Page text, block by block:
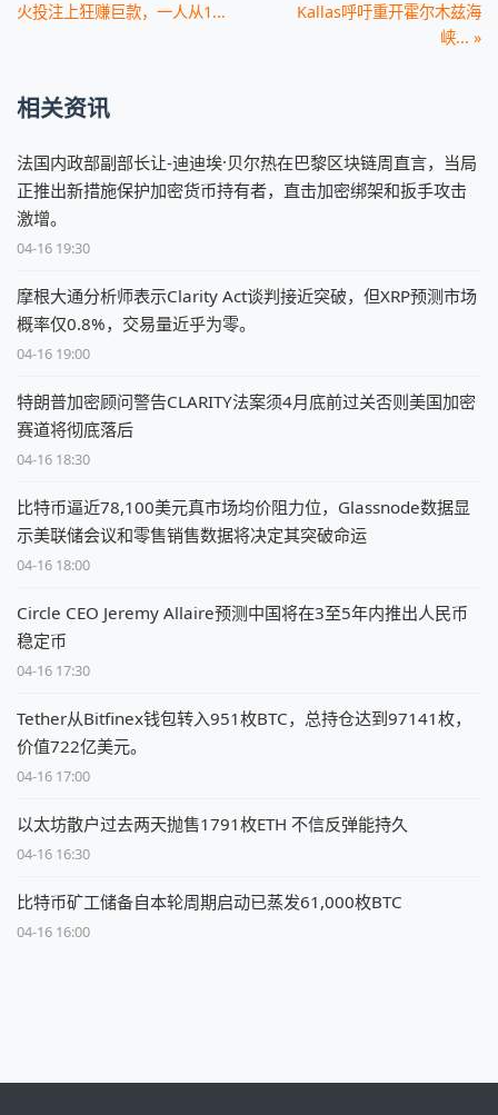
火投注上狂赚巨款，一人从1...
Kallas呼吁重开霍尔木兹海
峡... »
相关资讯
法国内政部副部长让-迪迪埃·贝尔热在巴黎区块链周直言，当局
正推出新措施保护加密货币持有者，直击加密绑架和扳手攻击
激增。
04-16 19:30
摩根大通分析师表示Clarity Act谈判接近突破，但XRP预测市场
概率仅0.8%，交易量近乎为零。
04-16 19:00
特朗普加密顾问警告CLARITY法案须4月底前过关否则美国加密
赛道将彻底落后
04-16 18:30
比特币逼近78,100美元真市场均价阻力位，Glassnode数据显
示美联储会议和零售销售数据将决定其突破命运
04-16 18:00
Circle CEO Jeremy Allaire预测中国将在3至5年内推出人民币
稳定币
04-16 17:30
Tether从Bitfinex钱包转入951枚BTC，总持仓达到97141枚，
价值722亿美元。
04-16 17:00
以太坊散户过去两天抛售1791枚ETH 不信反弹能持久
04-16 16:30
比特币矿工储备自本轮周期启动已蒸发61,000枚BTC
04-16 16:00